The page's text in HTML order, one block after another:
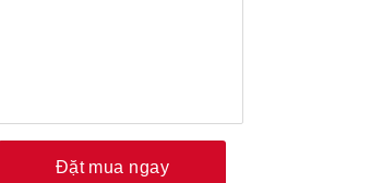
Đặt mua ngay